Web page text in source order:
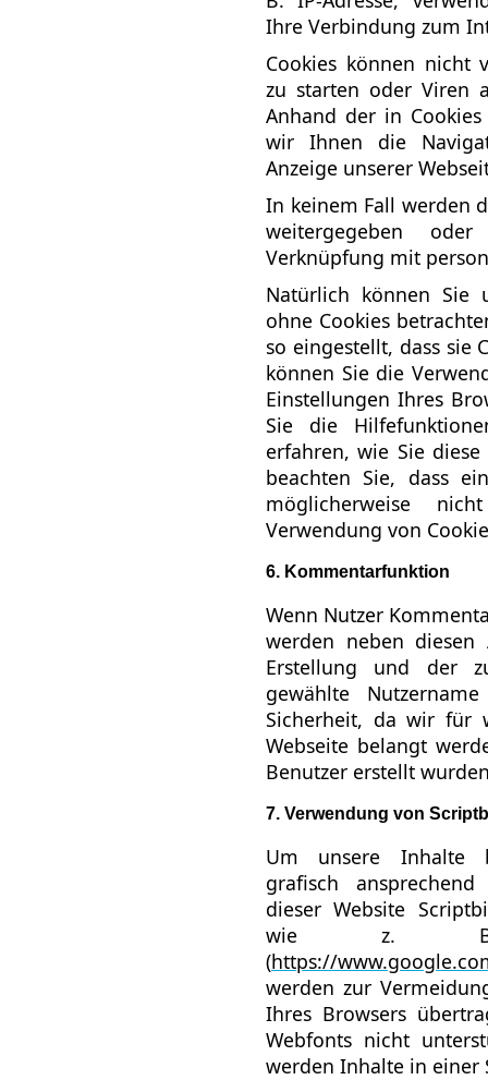
Ihre Verbindung zum
Cookies können nicht
zu starten oder Viren
Anhand der in
wir Ihnen die
Anzeige unserer
In keinem Fall werden
weitergegeben
Verknüpfung mit
Natürlich können Sie
ohne Cookies
so eingestellt, dass sie
können Sie die
Einstellungen Ihres
Sie die
erfahren, wie Sie
beachten Sie, dass
möglicherweise
Verwendung von
6. Kommentarfunktion
Wenn Nutzer
werden neben
Erstellung und der
gewählte
Sicherheit, da wir für
Webseite belangt
Benutzer erstellt
7. Verwendung von
Um unsere Inhalte
grafisch
dieser Website
wie z. B.
(https://
werden zur
Ihres Browsers
Webfonts nicht
werden Inhalte in einer